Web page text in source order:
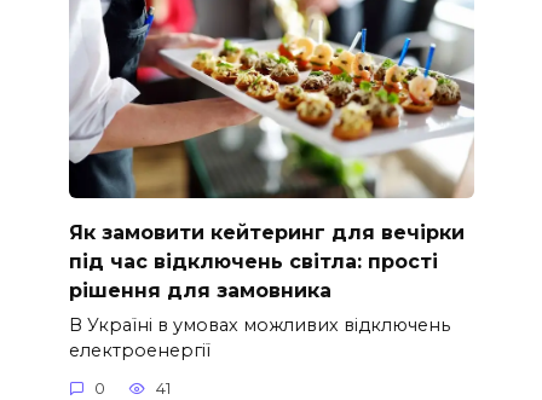
Як замовити кейтеринг для вечірки
під час відключень світла: прості
рішення для замовника
В Україні в умовах можливих відключень
електроенергії
0 41